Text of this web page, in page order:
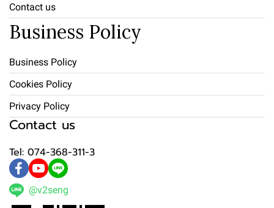
Contact us
Business Policy
Business Policy
Cookies Policy
Privacy Policy
Contact us
Tel: 074-368-311-3
@v2seng